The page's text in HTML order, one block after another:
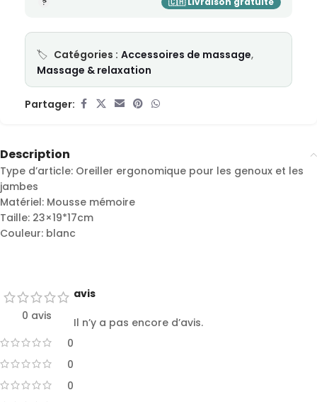
Catégories : Accessoires de massage,
Massage & relaxation
Partager:
Description
Type d’article: Oreiller ergonomique pour les genoux et les
jambes
Matériel: Mousse mémoire
Taille: 23×19*17cm
Couleur: blanc
0 avis
0
0
0
avis
Il n’y a pas encore d’avis.